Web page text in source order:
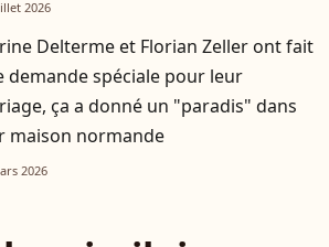
2026
Delterme et Florian Zeller ont fait
demande spéciale pour leur
ça a donné un "paradis" dans
maison normande
2026